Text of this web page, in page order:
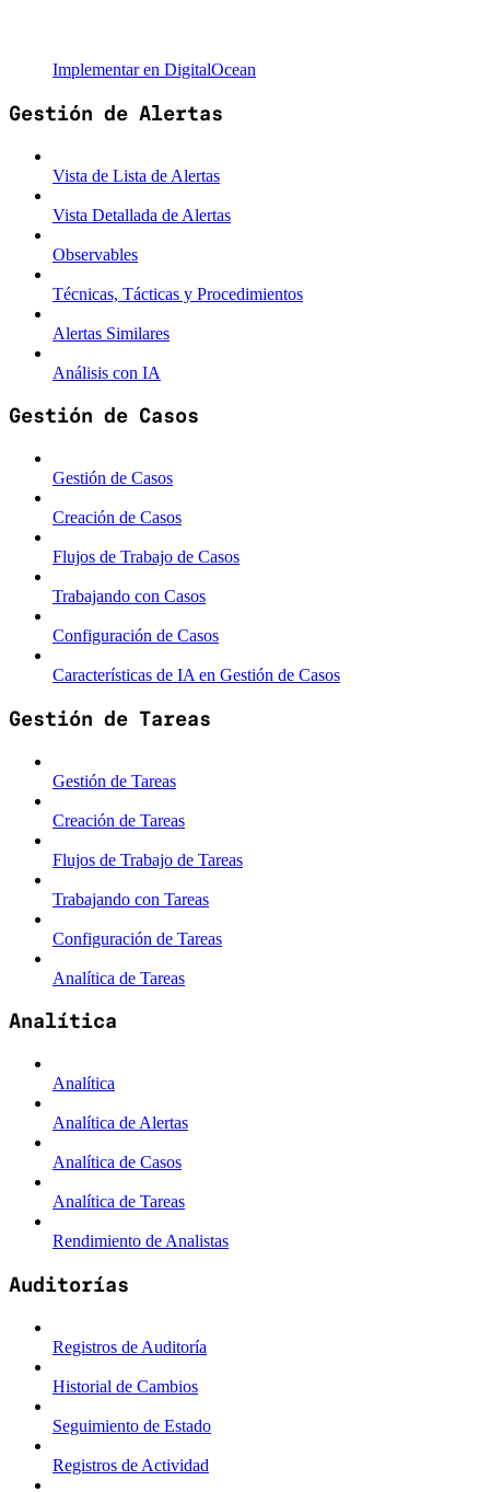
Implementar en DigitalOcean
Gestión de Alertas
Vista de Lista de Alertas
Vista Detallada de Alertas
Observables
Técnicas, Tácticas y Procedimientos
Alertas Similares
Análisis con IA
Gestión de Casos
Gestión de Casos
Creación de Casos
Flujos de Trabajo de Casos
Trabajando con Casos
Configuración de Casos
Características de IA en Gestión de Casos
Gestión de Tareas
Gestión de Tareas
Creación de Tareas
Flujos de Trabajo de Tareas
Trabajando con Tareas
Configuración de Tareas
Analítica de Tareas
Analítica
Analítica
Analítica de Alertas
Analítica de Casos
Analítica de Tareas
Rendimiento de Analistas
Auditorías
Registros de Auditoría
Historial de Cambios
Seguimiento de Estado
Registros de Actividad